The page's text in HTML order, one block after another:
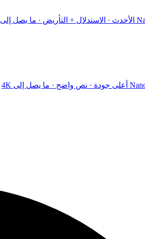
الأحدث · الاستدلال + التأريض · ما يصل إلى 4K
أعلى جودة · نص واضح · ما يصل إلى 4K